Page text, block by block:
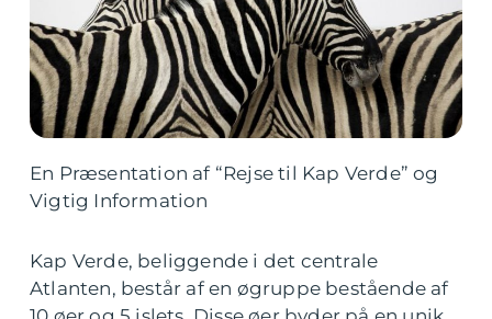
En Præsentation af “Rejse til Kap Verde” og
Vigtig Information
Kap Verde, beliggende i det centrale
Atlanten, består af en øgruppe bestående af